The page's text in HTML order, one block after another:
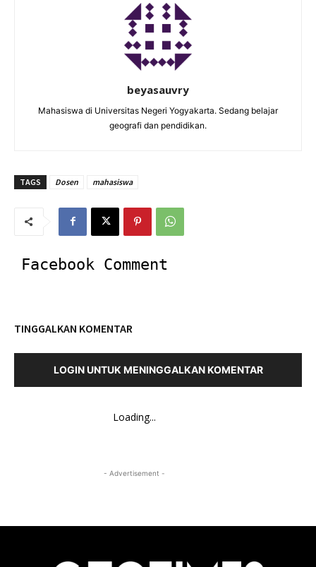
beyasauvry
Mahasiswa di Universitas Negeri Yogyakarta. Sedang belajar
geografi dan pendidikan.
TAGS Dosen mahasiswa
Facebook Comment
TINGGALKAN KOMENTAR
LOGIN UNTUK MENINGGALKAN KOMENTAR
Loading...
- Advertisement -